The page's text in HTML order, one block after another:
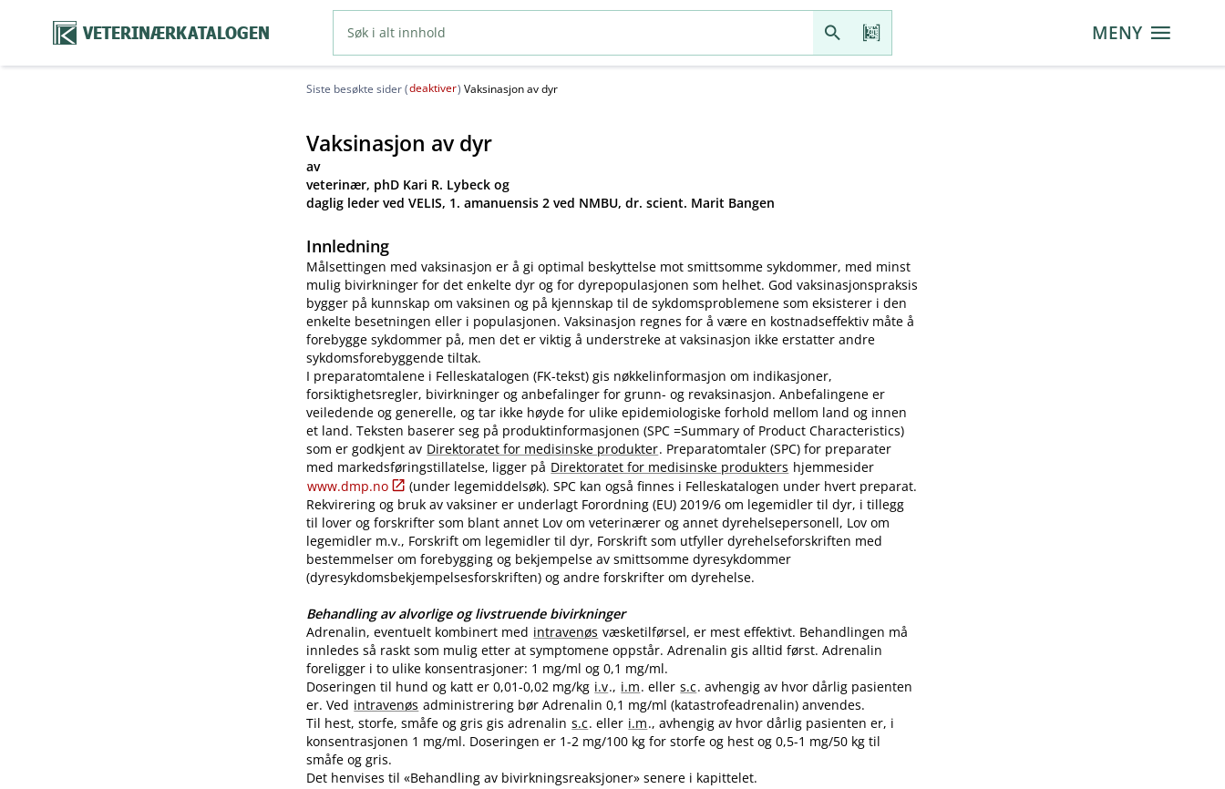
VETERINÆRKATALOGEN MENY
Siste besøkte sider (deaktiver) Vaksinasjon av dyr
Vaksinasjon av dyr
av
veterinær, phD Kari R. Lybeck og
daglig leder ved VELIS, 1. amanuensis 2 ved NMBU, dr. scient. Marit Bangen
Innledning
Målsettingen med vaksinasjon er å gi optimal beskyttelse mot smittsomme sykdommer, med minst
mulig bivirkninger for det enkelte dyr og for dyrepopulasjonen som helhet. God vaksinasjonspraksis
bygger på kunnskap om vaksinen og på kjennskap til de sykdomsproblemene som eksisterer i den
enkelte besetningen eller i populasjonen. Vaksinasjon regnes for å være en kostnadseffektiv måte å
forebygge sykdommer på, men det er viktig å understreke at vaksinasjon ikke erstatter andre
sykdomsforebyggende tiltak.
I preparatomtalene i Felleskatalogen (FK-tekst) gis nøkkelinformasjon om indikasjoner,
forsiktighetsregler, bivirkninger og anbefalinger for grunn- og revaksinasjon. Anbefalingene er
veiledende og generelle, og tar ikke høyde for ulike epidemiologiske forhold mellom land og innen
et land. Teksten baserer seg på produktinformasjonen (SPC =Summary of Product Characteristics)
som er godkjent av Direktoratet for medisinske produkter. Preparatomtaler (SPC) for preparater
med markedsføringstillatelse, ligger på Direktoratet for medisinske produkters hjemmesider
www.dmp.no
(under legemiddelsøk). SPC kan også finnes i Felleskatalogen under hvert preparat.
Rekvirering og bruk av vaksiner er underlagt Forordning (EU) 2019/6 om legemidler til dyr, i tillegg
til lover og forskrifter som blant annet Lov om veterinærer og annet dyrehelsepersonell, Lov om
legemidler m.v., Forskrift om legemidler til dyr, Forskrift som utfyller dyrehelseforskriften med
bestemmelser om forebygging og bekjempelse av smittsomme dyresykdommer
(dyresykdomsbekjempelsesforskriften) og andre forskrifter om dyrehelse.
Behandling av alvorlige og livstruende bivirkninger
Adrenalin, eventuelt kombinert med intravenøs væsketilførsel, er mest effektivt. Behandlingen må
innledes så raskt som mulig etter at symptomene oppstår. Adrenalin gis alltid først. Adrenalin
foreligger i to ulike konsentrasjoner: 1 mg/ml og 0,1 mg​/​ml.
Doseringen til hund og katt er 0,01-0,02 mg/kg i.v., i.m. eller s.c. avhengig av hvor dårlig pasienten
er. Ved intravenøs administrering bør Adrenalin 0,1 mg/ml (katastrofeadrenalin) anvendes.
Til hest, storfe, småfe og gris gis adrenalin s.c. eller i.m., avhengig av hvor dårlig pasienten er, i
konsentrasjonen 1 mg​/​ml. Doseringen er 1-2 mg/100 kg for storfe og hest og 0,5-1 mg/50 kg til
småfe og gris.
Det henvises til «Behandling av bivirkningsreaksjoner» senere i kapittelet.